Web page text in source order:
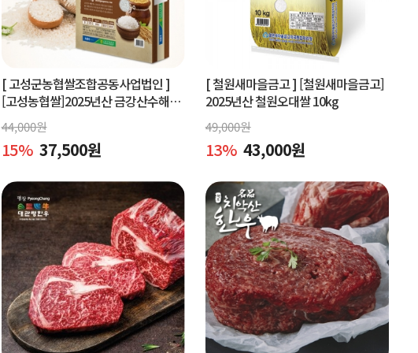
[ 고성군농협쌀조합공동사업법인 ]
[고성농협쌀]2025년산 금강산수해풍
미 쌀 10kg (상등급)당일도정
44,000원
15% 37,500원
[ 철원새마을금고 ] [철원새마을금고]
2025년산 철원오대쌀 10kg
49,000원
13% 43,000원